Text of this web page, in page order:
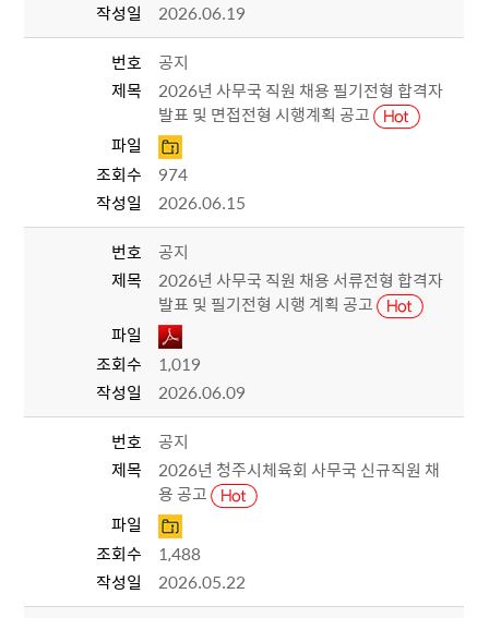
작성일
2026.06.19
번호
공지
제목
2026년 사무국 직원 채용 필기전형 합격자
발표 및 면접전형 시행계획 공고
파일
조회수
974
작성일
2026.06.15
번호
공지
제목
2026년 사무국 직원 채용 서류전형 합격자
발표 및 필기전형 시행 계획 공고
파일
조회수
1,019
작성일
2026.06.09
번호
공지
제목
2026년 청주시체육회 사무국 신규직원 채
용 공고
파일
조회수
1,488
작성일
2026.05.22